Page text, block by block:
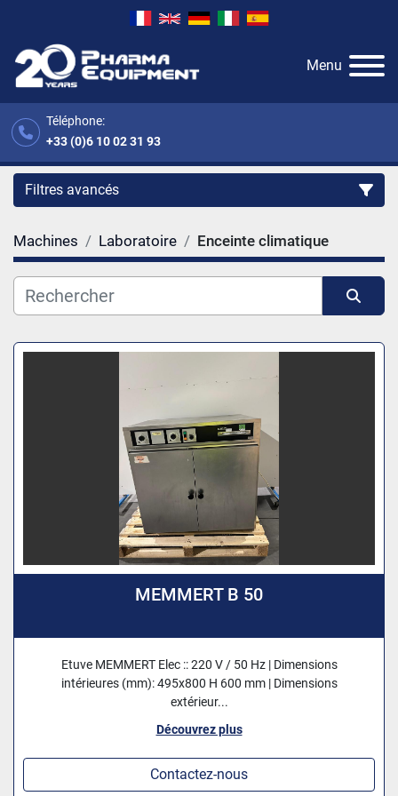
Téléphone:
+33 (0)6 10 02 31 93
Menu
Filtres avancés
Catégorie
Fabricant
Machines Laboratoire Enceinte climatique
MEMMERT B 50
Etuve MEMMERT Elec :: 220 V / 50 Hz | Dimensions
intérieures (mm): 495x800 H 600 mm | Dimensions
extérieur...
Découvrez plus
Contactez-nous